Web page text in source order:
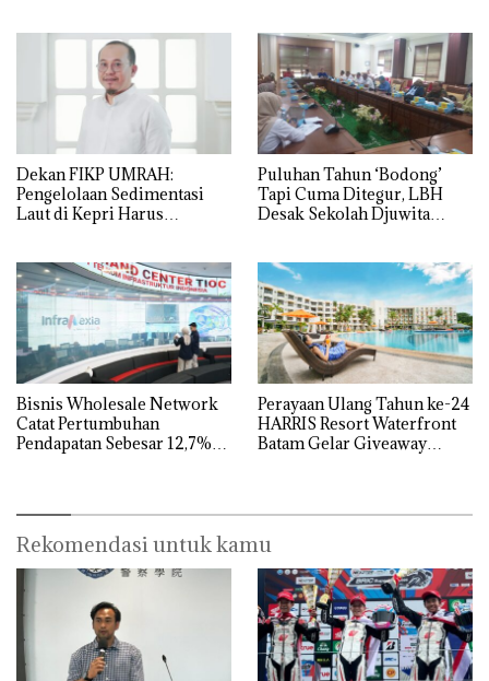
Dekan FIKP UMRAH:
Pengelolaan Sedimentasi
Laut di Kepri Harus
dengan Konservasi
Puluhan Tahun ‘Bodong’
Tapi Cuma Ditegur, LBH
Desak Sekolah Djuwita
Bisnis Wholesale Network
Catat Pertumbuhan
Pendapatan Sebesar 12,7%
Perayaan Ulang Tahun ke-24
HARRIS Resort Waterfront
Batam Gelar Giveaway
Rekomendasi untuk kamu